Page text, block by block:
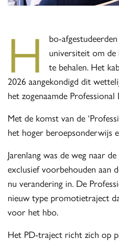
H
bo-
universiteit om de
te behalen. Het
2026 aangekondigd dit
het zogenaamde
Met de komst van de
het hoger beroepsonderwijs
Jarenlang was de weg naar
exclusief voorbehouden aan
nu verandering in. De
nieuw type promotietraject
voor het hbo.
Het PD-traject richt zich op